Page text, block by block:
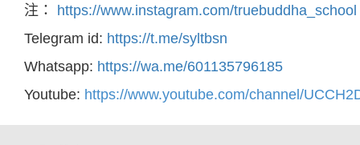
注： https://www.instagram.com/truebuddha_school
Telegram id: https://t.me/syltbsn
Whatsapp: https://wa.me/601135796185
Youtube: https://www.youtube.com/channel/